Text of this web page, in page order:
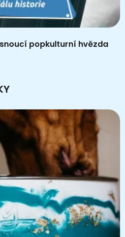
popkulturní hvězda